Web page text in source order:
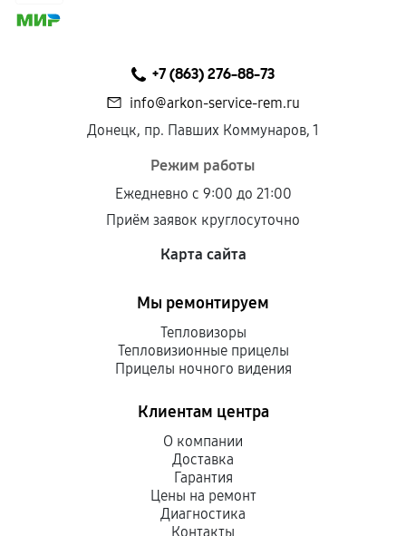
+7 (863) 276-88-73
info@arkon-service-rem.ru
Донецк, пр. Павших Коммунаров, 1
Режим работы
Ежедневно с 9:00 до 21:00
Приём заявок круглосуточно
Карта сайта
Мы ремонтируем
Тепловизоры
Тепловизионные прицелы
Прицелы ночного видения
Клиентам центра
О компании
Доставка
Гарантия
Цены на ремонт
Диагностика
Контакты